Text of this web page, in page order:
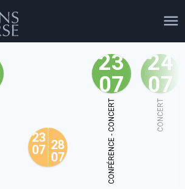
personnes shop
facebook
23
07 28
07
23
07
CONFÉRENCE - CONCERT
24
07
CONCERT